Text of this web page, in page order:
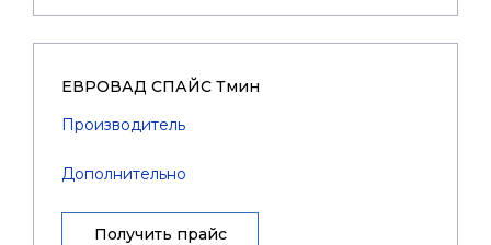
ЕВРОВАД СПАЙС Тмин
Производитель
Дополнительно
Получить прайс